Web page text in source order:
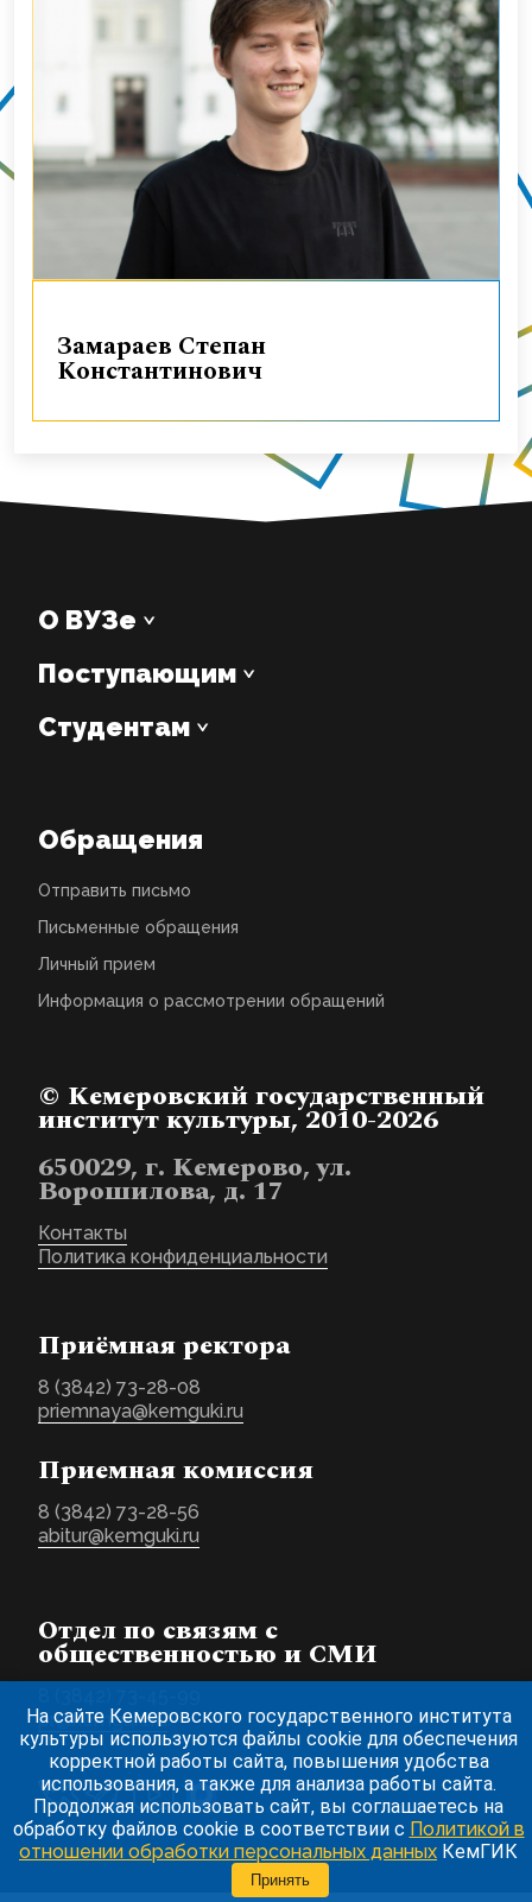
Замараев Степан
Константинович
О ВУЗе
Поступающим
Студентам
Обращения
Отправить письмо
Письменные обращения
Личный прием
Информация о рассмотрении обращений
© Кемеровский государственный
институт культуры, 2010-2026
650029, г. Кемерово, ул.
Ворошилова, д. 17
Контакты
Политика конфиденциальности
Приёмная ректора
8 (3842) 73-28-08
priemnaya@kemguki.ru
Приемная комиссия
8 (3842) 73-28-56
abitur@kemguki.ru
Отдел по связям с
общественностью и СМИ
pr@kemguki.ru
На сайте Кемеровского государственного института
культуры используются файлы cookie для обеспечения
корректной работы сайта, повышения удобства
использования, а также для анализа работы сайта.
Продолжая использовать сайт, вы соглашаетесь на
обработку файлов cookie в соответствии с Политикой в
отношении обработки персональных данных КемГИК
Принять